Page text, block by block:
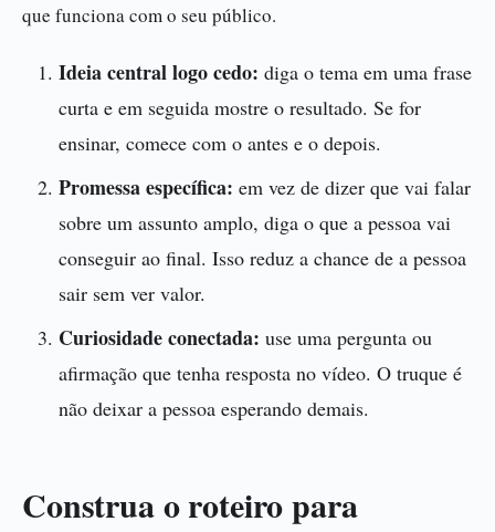
que funciona com o seu público.
Ideia central logo cedo: diga o tema em uma frase
curta e em seguida mostre o resultado. Se for
ensinar, comece com o antes e o depois.
Promessa específica: em vez de dizer que vai falar
sobre um assunto amplo, diga o que a pessoa vai
conseguir ao final. Isso reduz a chance de a pessoa
sair sem ver valor.
Curiosidade conectada: use uma pergunta ou
afirmação que tenha resposta no vídeo. O truque é
não deixar a pessoa esperando demais.
Construa o roteiro para